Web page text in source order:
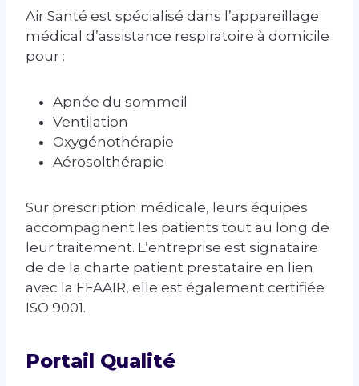
Air Santé est spécialisé dans l’appareillage
médical d’assistance respiratoire à domicile
pour :
Apnée du sommeil
Ventilation
Oxygénothérapie
Aérosolthérapie
Sur prescription médicale, leurs équipes
accompagnent les patients tout au long de
leur traitement. L’entreprise est signataire
de de la charte patient prestataire en lien
avec la FFAAIR, elle est également certifiée
ISO 9001.
Portail Qualité